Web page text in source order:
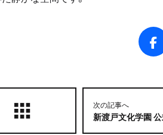
次の記事へ
新渡戸文化学園 公式